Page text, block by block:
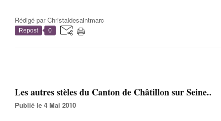
Rédigé parChristaldesaintmarc
Repost 0
Les autres stèles du Canton de Châtillon sur Seine..
Publié le 4 Mai 2010